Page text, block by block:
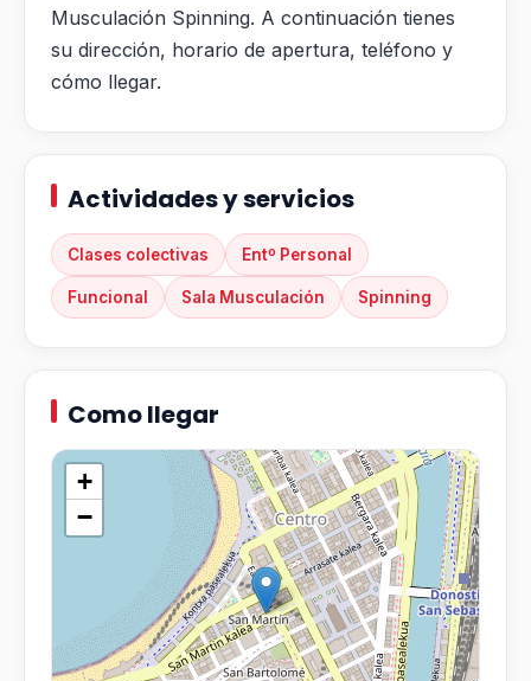
Musculación Spinning. A continuación tienes
su dirección, horario de apertura, teléfono y
cómo llegar.
Actividades y servicios
Clases colectivas Entº Personal
Funcional Sala Musculación Spinning
Como llegar
+
−